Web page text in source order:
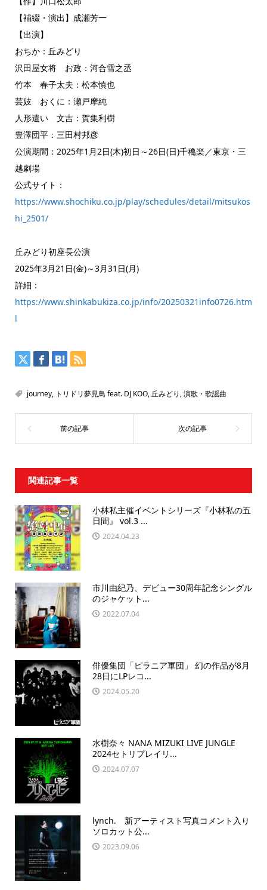
【補綴・演出】成瀬芳一
【出演】
おちか：丘みどり
沢田屋女将 お政：河合雪之丞
竹本 春子太夫：松本慎也
芸妓 おくに：瀬戸摩純
人形遣い 文吉：賀集利樹
豊澤団平：三田村邦彦
公演期間：2025年1月2日(木)初日～26日(日)千穐楽／東京・三
越劇場
公式サイト：
https://www.shochiku.co.jp/play/schedules/detail/mitsukos
hi_2501/
丘みどり初座長公演
2025年3月21日(金)～3月31日(月)
詳細：
https://www.shinkabukiza.co.jp/info/20250321info0726.htm
l
journey, トリドリ夢見鳥 feat. DJ KOO, 丘みどり ,演歌・歌謡曲
関連記事一覧
小林私主催イベントシリーズ『小林私の五
日間』 vol.3 ...
2024.04.23
市川由紀乃、デビュー30周年記念シングル
のジャケット...
2022.07.04
俳優集団「ピラニア軍団」 幻の作品が8月
28日にLPレコ...
2024.05.20
水樹奈々 NANA MIZUKI LIVE JUNGLE
2024セトリプレイリ...
2024.07.07
lynch. 新アーティスト写真コメント入り
ソロカット公...
2023.09.06